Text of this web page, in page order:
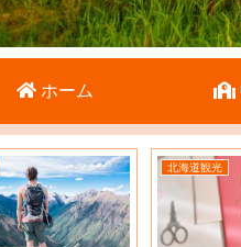
ホーム
北海道観光